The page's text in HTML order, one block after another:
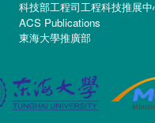
科技部工程司工程科技推展
ACS Publications
東海大學推廣部